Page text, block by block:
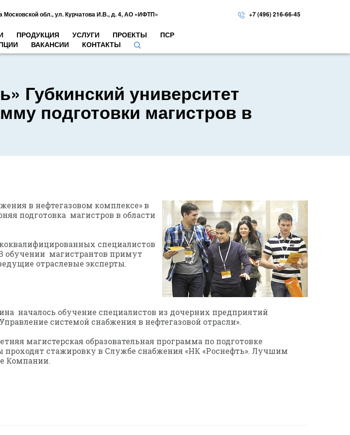
Московской обл.,ул. Курчатова И.В., д. 4,АО «ИФТП» +7 (496) 216-66-45
ПРОДУКЦИЯ УСЛУГИ ПРОЕКТЫ
ПСР
ВАКАНСИИ КОНТАКТЫ
Губкинский университет
подготовки магистров в
в нефтегазовом комплексе» в
подготовка магистров в области
специалистов
обучении магистрантов примут
отраслевые эксперты.
началось обучение специалистов из дочерних предприятий
системой снабжения в нефтегазовой отрасли».
магистерская образовательная программа по подготовке
стажировку в Службе снабжения «НК «Роснефть». Лучшим
Компании.